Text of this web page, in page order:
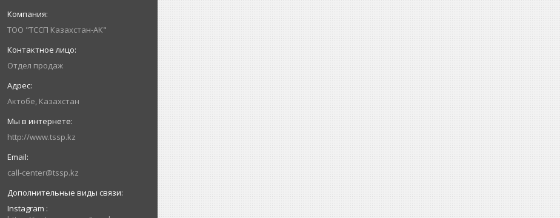
ТОО "ТССП Казахстан-АК"
Отдел продаж
Актобе, Казахстан
http://www.tssp.kz
call-center@tssp.kz
Instagram